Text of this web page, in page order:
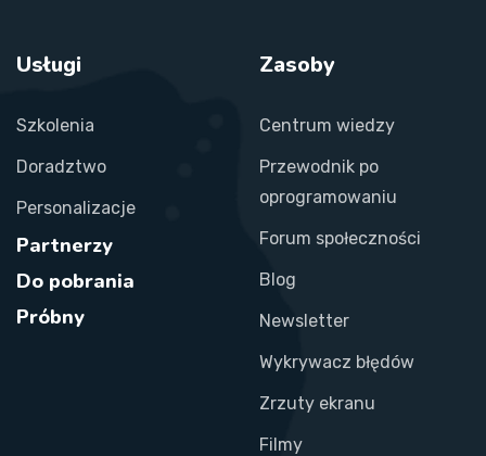
Usługi
Szkolenia
Doradztwo
Personalizacje
Partnerzy
Do pobrania
Próbny
Zasoby
Centrum wiedzy
Przewodnik po
oprogramowaniu
Forum społeczności
Blog
Newsletter
Wykrywacz błędów
Zrzuty ekranu
Filmy